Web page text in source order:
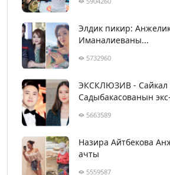
Элдик пикир:
Иманалиеваны...
5732960
ЭКСКЛЮЗИВ - Сайкал
Садыбакасованын
5663589
Назира Айтбекова
ачты
5559587